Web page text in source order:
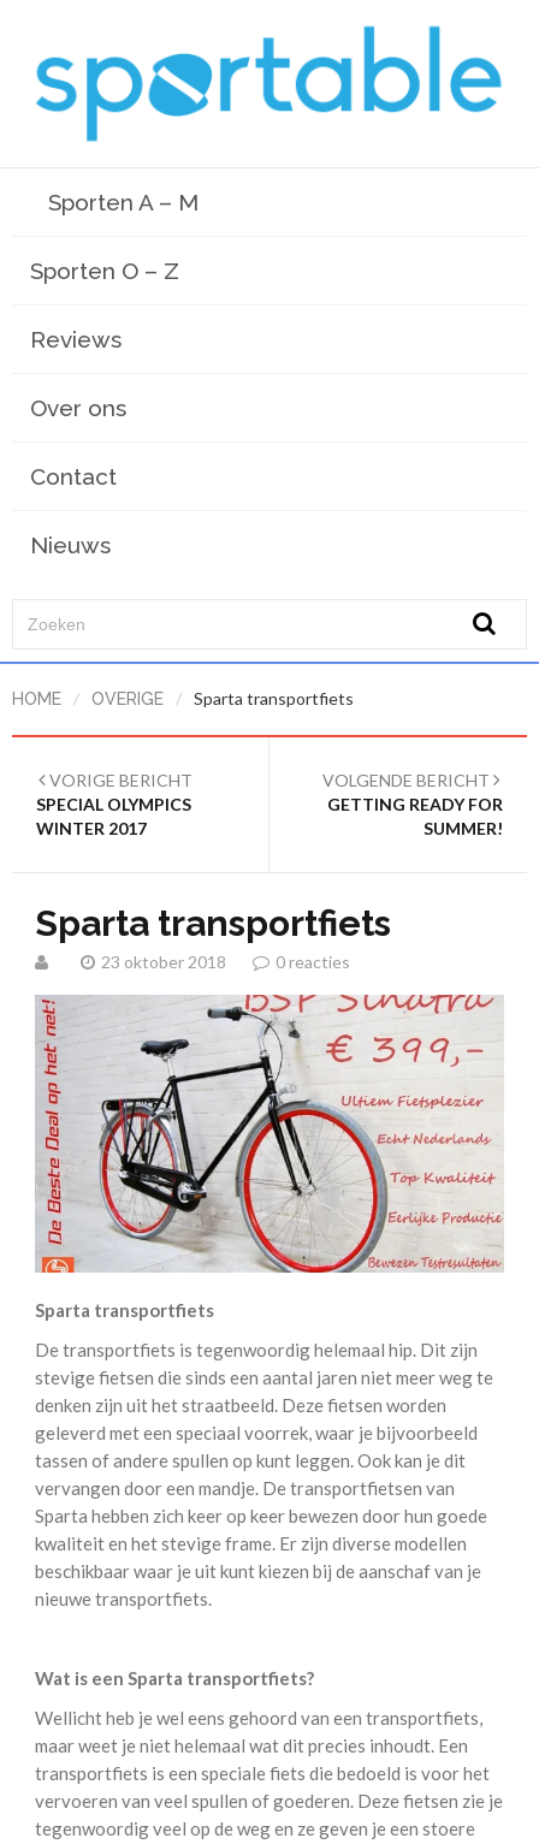
Sporten A – M
Sporten O – Z
Reviews
Over ons
Contact
Nieuws
HOME / OVERIGE / Sparta transportfiets
VORIGE BERICHT
SPECIAL OLYMPICS
WINTER 2017
VOLGENDE BERICHT
GETTING READY FOR
SUMMER!
Sparta transportfiets
23 oktober 2018 0 reacties
Sparta transportfiets
De transportfiets is tegenwoordig helemaal hip. Dit zijn
stevige fietsen die sinds een aantal jaren niet meer weg te
denken zijn uit het straatbeeld. Deze fietsen worden
geleverd met een speciaal voorrek, waar je bijvoorbeeld
tassen of andere spullen op kunt leggen. Ook kan je dit
vervangen door een mandje. De transportfietsen van
Sparta hebben zich keer op keer bewezen door hun goede
kwaliteit en het stevige frame. Er zijn diverse modellen
beschikbaar waar je uit kunt kiezen bij de aanschaf van je
nieuwe transportfiets.
Wat is een Sparta transportfiets?
Wellicht heb je wel eens gehoord van een transportfiets,
maar weet je niet helemaal wat dit precies inhoudt. Een
transportfiets is een speciale fiets die bedoeld is voor het
vervoeren van veel spullen of goederen. Deze fietsen zie je
tegenwoordig veel op de weg en ze geven je een stoere